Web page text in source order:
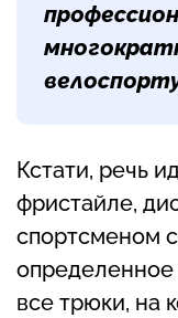
Кстати, речь
фристайле,
спортсменом
определенное
все трюки, на